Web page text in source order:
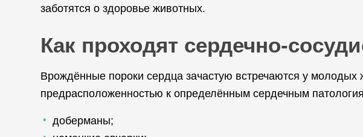
заботятся о здоровье животных.
Как проходят сердечно-
Врождённые пороки сердца зачастую встречаются у
предрасположенностью к определённым сердечным
доберманы;